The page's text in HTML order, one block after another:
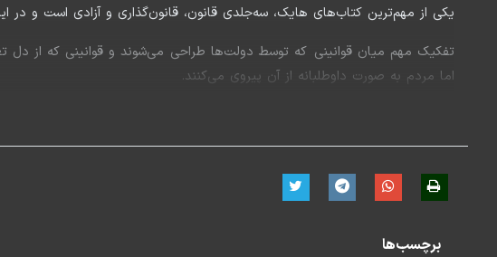
یکی از مهم‌ترین کتاب‌های هایک، سه‌جلدی قانون، قانون‌گذاری و آزادی است و
تفکیک مهم میان قوانینی که توسط دولت‌ها طراحی می‌شوند و قوانینی که از دل
اما مردم به صورت داوطلبانه از آن پیروی می‌کنند.
برچسب‌ها